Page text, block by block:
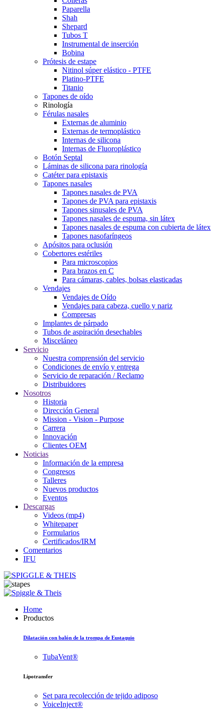
Paparella
Shah
Shepard
Tubos T
Instrumental de inserción
Bobina
Prótesis de estape
Nitinol súper elástico - PTFE
Platino-PTFE
Titanio
Tapones de oído
Rinología
Férulas nasales
Externas de aluminio
Externas de termoplástico
Internas de silicona
Internas de Fluoroplástico
Botón Septal
Láminas de silicona para rinología
Catéter para epistaxis
Tapones nasales
Tapones nasales de PVA
Tapones de PVA para epistaxis
Tapones sinusales de PVA
Tapones nasales de espuma, sin látex
Tapones nasales de espuma con cubierta de látex
Tapones nasofaríngeos
Apósitos para oclusión
Cobertores estériles
Para microscopios
Para brazos en C
Para cámaras, cables, bolsas elasticadas
Vendajes
Vendajes de Oído
Vendajes para cabeza, cuello y nariz
Compresas
Implantes de párpado
Tubos de aspiración desechables
Misceláneo
Servicio
Nuestra comprensión del servicio
Condiciones de envío y entrega
Servicio de reparación / Reclamo
Distribuidores
Nosotros
Historia
Dirección General
Mission - Vision - Purpose
Carrera
Innovación
Clientes OEM
Noticias
Información de la empresa
Congresos
Talleres
Nuevos productos
Eventos
Descargas
Videos (mp4)
Whitepaper
Formularios
Certificados/IRM
Comentarios
IFU
Home
Productos
Dilatación con balón de la trompa de Eustaquio
TubaVent®
Lipotransfer
Set para recolección de tejido adiposo
VoiceInject®